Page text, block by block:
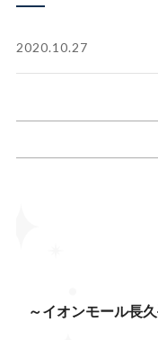
2020.10.27
～イオンモール長